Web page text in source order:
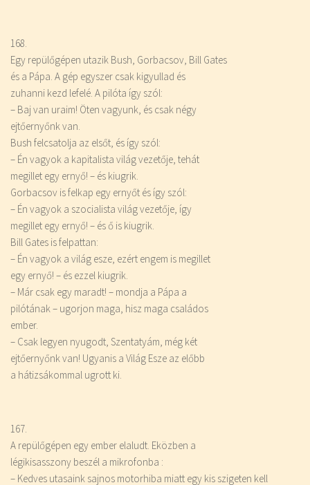
168.
Egy repülőgépen utazik Bush, Gorbacsov, Bill Gates
és a Pápa. A gép egyszer csak kigyullad és
zuhanni kezd lefelé. A pilóta így szól:
– Baj van uraim! Öten vagyunk, és csak négy
ejtőernyőnk van.
Bush felcsatolja az elsőt, és így szól:
– Én vagyok a kapitalista világ vezetője, tehát
megillet egy ernyő! – és kiugrik.
Gorbacsov is felkap egy ernyőt és így szól:
– Én vagyok a szocialista világ vezetője, így
megillet egy ernyő! – és ő is kiugrik.
Bill Gates is felpattan:
– Én vagyok a világ esze, ezért engem is megillet
egy ernyő! – és ezzel kiugrik.
– Már csak egy maradt! – mondja a Pápa a
pilótának – ugorjon maga, hisz maga családos
ember.
– Csak legyen nyugodt, Szentatyám, még két
ejtőernyőnk van! Ugyanis a Világ Esze az előbb
a hátizsákommal ugrott ki.
167.
A repülőgépen egy ember elaludt. Eközben a
légikisasszony beszél a mikrofonba :
– Kedves utasaink sajnos motorhiba miatt egy kis szigeten kell